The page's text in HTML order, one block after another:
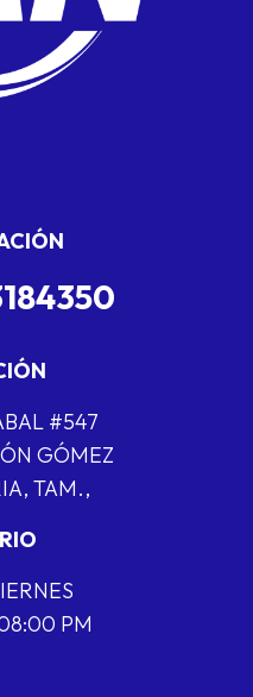
#547
GÓMEZ
TAM.,
PM